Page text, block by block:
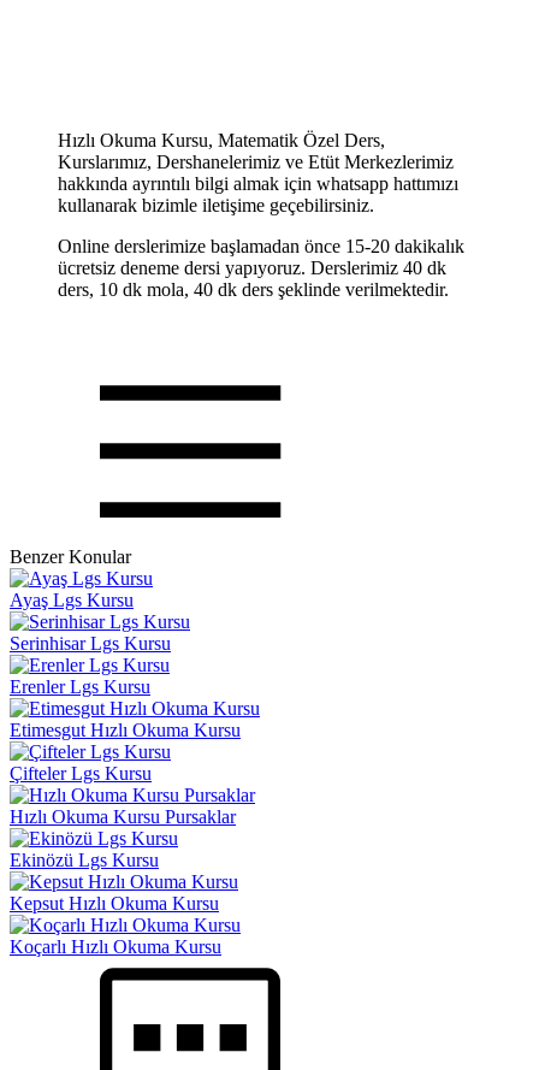
Hızlı Okuma Kursu, Matematik Özel Ders,
Kurslarımız, Dershanelerimiz ve Etüt Merkezlerimiz
hakkında ayrıntılı bilgi almak için whatsapp hattımızı
kullanarak bizimle iletişime geçebilirsiniz.
Online derslerimize başlamadan önce 15-20 dakikalık
ücretsiz deneme dersi yapıyoruz. Derslerimiz 40 dk
ders, 10 dk mola, 40 dk ders şeklinde verilmektedir.
Benzer Konular
Ayaş Lgs Kursu
Serinhisar Lgs Kursu
Erenler Lgs Kursu
Etimesgut Hızlı Okuma Kursu
Çifteler Lgs Kursu
Hızlı Okuma Kursu Pursaklar
Ekinözü Lgs Kursu
Kepsut Hızlı Okuma Kursu
Koçarlı Hızlı Okuma Kursu